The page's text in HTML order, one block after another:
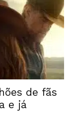
de fãs
e já